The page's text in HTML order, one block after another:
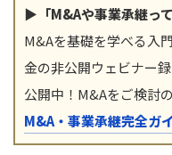
▶「M&Aや事業承継っ
M&Aを基礎を学べる入
金の非公開ウェビナー
公開中！M&Aをご検討
M&A・事業承継完全ガ